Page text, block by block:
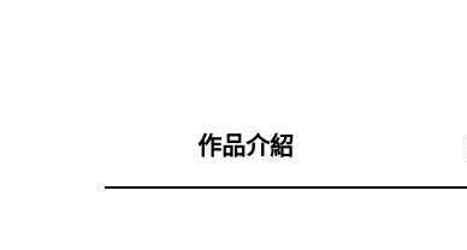
作品介紹